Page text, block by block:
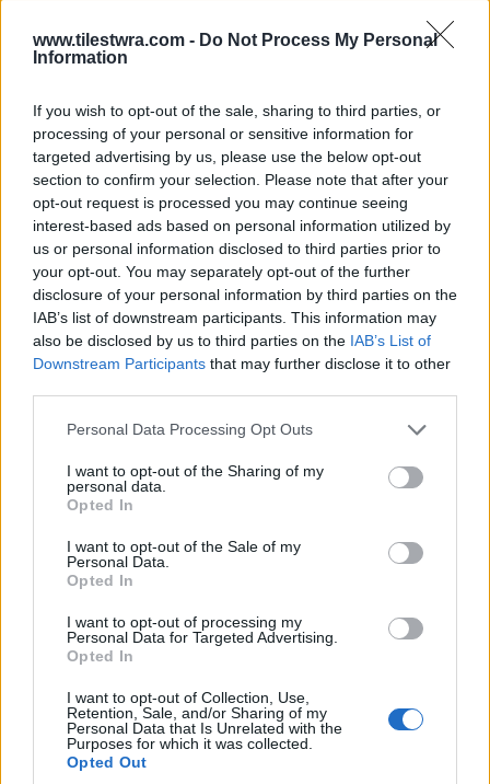
www.tilestwra.com - Do Not Process My Personal
Information
If you wish to opt-out of the sale, sharing to third parties, or
processing of your personal or sensitive information for
targeted advertising by us, please use the below opt-out
section to confirm your selection. Please note that after your
opt-out request is processed you may continue seeing
interest-based ads based on personal information utilized by
us or personal information disclosed to third parties prior to
your opt-out. You may separately opt-out of the further
disclosure of your personal information by third parties on the
IAB’s list of downstream participants. This information may
also be disclosed by us to third parties on the IAB’s List of
Downstream Participants that may further disclose it to other
Personal Data Processing Opt Outs
I want to opt-out of the Sharing of my
personal data.
Opted In
I want to opt-out of the Sale of my
Personal Data.
Opted In
I want to opt-out of processing my
Personal Data for Targeted Advertising.
Opted In
I want to opt-out of Collection, Use,
Retention, Sale, and/or Sharing of my
Personal Data that Is Unrelated with the
Purposes for which it was collected.
Opted Out
Ο εισαγγελέας της έδρας είχε ζητήσει να κριθεί